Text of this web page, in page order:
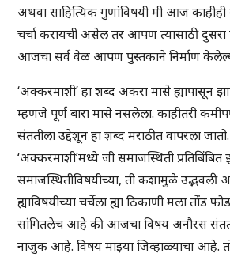
अथवा साहित्यिक गुणांविषयी मी आज काहीही
चर्चा करायची असेल तर आपण त्यासाठी दुसरा
आजचा सर्व वेळ आपण पुस्तकाने निर्माण केलेल्या
‘अक्करमाशी’ हा शब्द अकरा मासे ह्यापासून
म्हणजे पूर्ण बारा मासे नसलेला. काहीतरी
संततीला उद्देशून हा शब्द मराठीत वापरला
‘अक्करमाशी’मध्ये जी समाजस्थिती
समाजस्थितीविषयीच्या, ती कशामुळे
ह्याविषयीच्या चर्चेला ह्या ठिकाणी मला तोंड
सांगितलेच आहे की आजचा विषय अनौरस
नाजुक आहे. विषय माझ्या जिव्हाळ्याचा आहे.